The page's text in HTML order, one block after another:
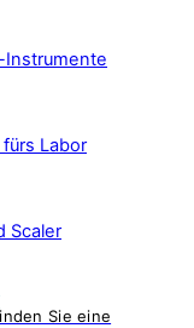
Instrumente
Labor
Scaler
Sie eine